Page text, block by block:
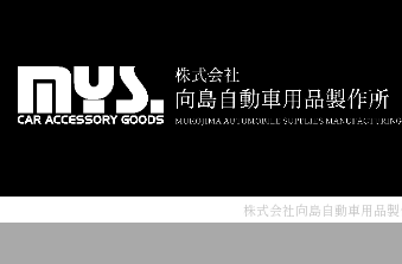
株式会社向島自動車用品